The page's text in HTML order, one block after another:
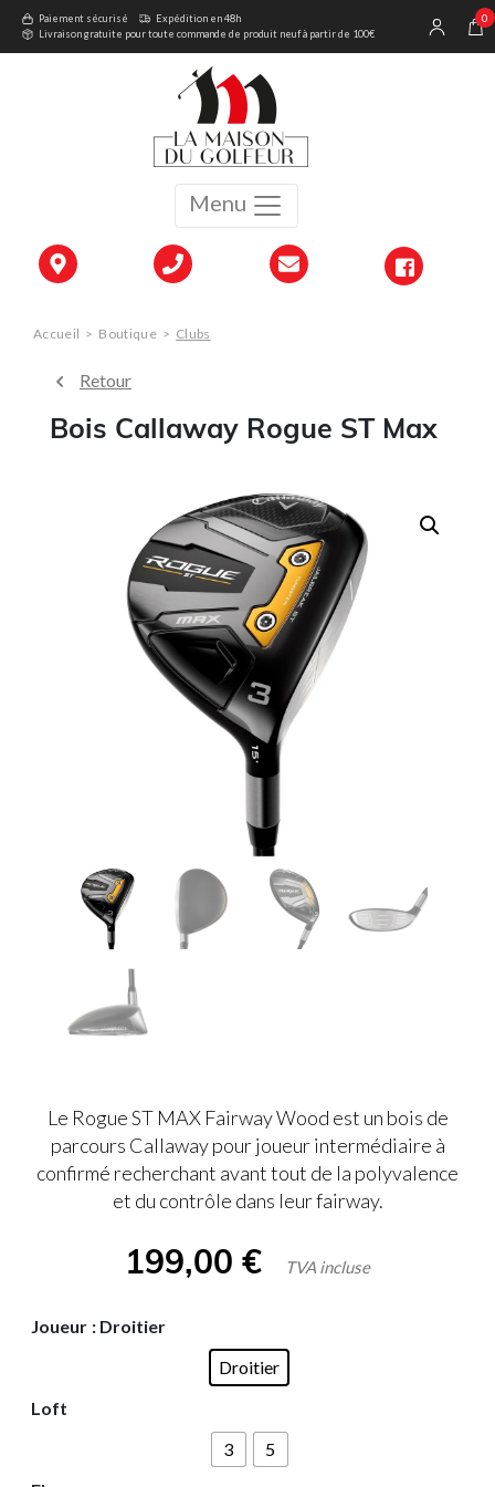
Menu
Paiement sécurisé
Expédition en 48h
Livraison gratuite pour toute commande de produit neuf à partir de 100€
0
Accueil > Boutique > Clubs
Retour
Bois Callaway Rogue ST Max
Le Rogue ST MAX Fairway Wood est un bois de
parcours Callaway pour joueur intermédiaire à
confirmé recherchant avant tout de la polyvalence
et du contrôle dans leur fairway.
199,00 € TVA incluse
Joueur : Droitier
Droitier
Loft
3
5